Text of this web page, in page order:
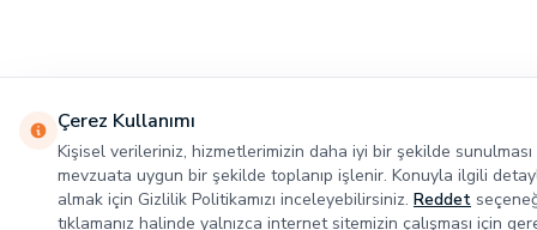
Çerez Kullanımı
Kişisel verileriniz, hizmetlerimizin daha iyi bir şekilde sunulması
mevzuata uygun bir şekilde toplanıp işlenir. Konuyla ilgili
almak için Gizlilik Politikamızı inceleyebilirsiniz. Reddet
tıklamanız halinde yalnızca internet sitemizin çalışması için